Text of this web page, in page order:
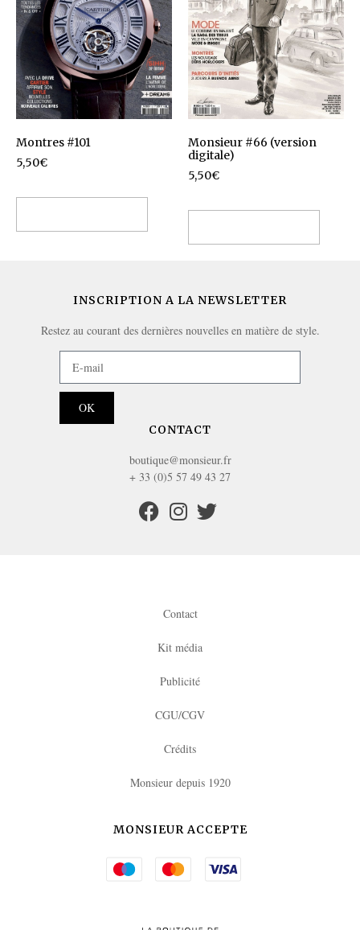
Montres #101
5,50€
Monsieur #66 (version
digitale)
5,50€
INSCRIPTION A LA NEWSLETTER
Restez au courant des dernières nouvelles en matière de style.
OK
CONTACT
boutique@monsieur.fr
+ 33 (0)5 57 49 43 27
Contact
Kit média
Publicité
CGU/CGV
Crédits
Monsieur depuis 1920
MONSIEUR ACCEPTE